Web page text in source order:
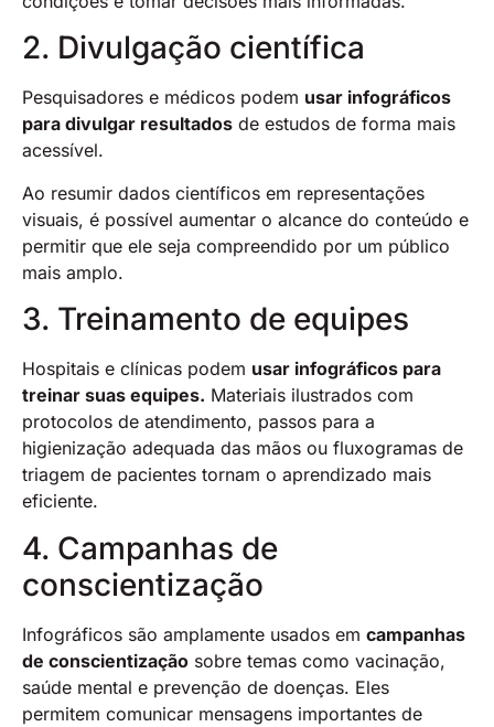
2. Divulgação científica
Pesquisadores e médicos podem usar infográficos
para divulgar resultados de estudos de forma mais
acessível.
Ao resumir dados científicos em representações
visuais, é possível aumentar o alcance do conteúdo e
permitir que ele seja compreendido por um público
mais amplo.
3. Treinamento de equipes
Hospitais e clínicas podem usar infográficos para
treinar suas equipes. Materiais ilustrados com
protocolos de atendimento, passos para a
higienização adequada das mãos ou fluxogramas de
triagem de pacientes tornam o aprendizado mais
eficiente.
4. Campanhas de
conscientização
Infográficos são amplamente usados em campanhas
de conscientização sobre temas como vacinação,
saúde mental e prevenção de doenças. Eles
permitem comunicar mensagens importantes de